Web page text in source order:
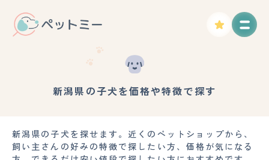
新潟県の子犬を価格や特徴で探す
新潟県の子犬を探せます。近くのペットショップから、
飼い主さんの好みの特徴で探したい方、価格が気になる